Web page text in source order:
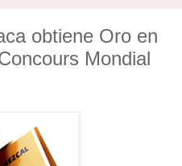
obtiene Oro en
Mondial